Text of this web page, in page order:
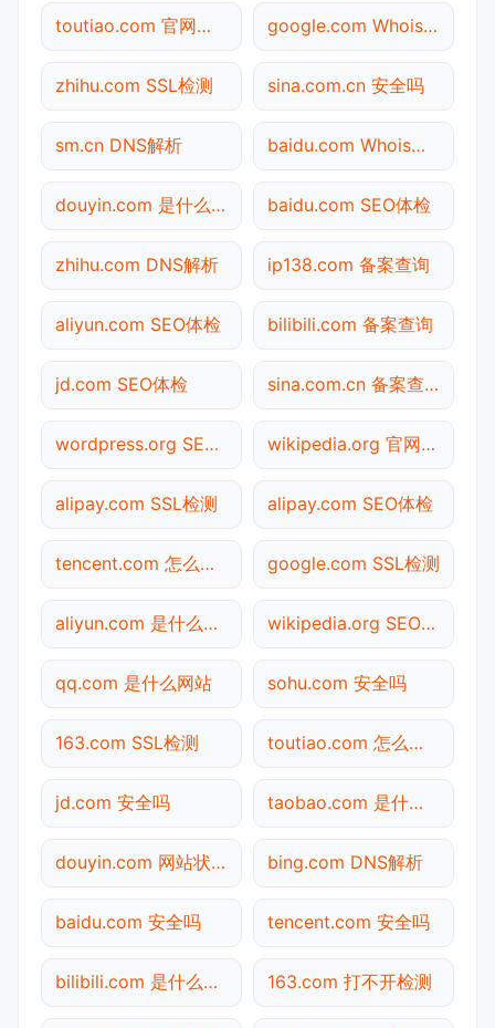
toutiao.com 官网入口 google.com Whois查询
zhihu.com SSL检测 sina.com.cn 安全吗
sm.cn DNS解析 baidu.com Whois查询
douyin.com 是什么网站 baidu.com SEO体检
zhihu.com DNS解析 ip138.com 备案查询
aliyun.com SEO体检 bilibili.com 备案查询
jd.com SEO体检 sina.com.cn 备案查询
wordpress.org SEO体检 wikipedia.org 官网入口
alipay.com SSL检测 alipay.com SEO体检
tencent.com 怎么进入 google.com SSL检测
aliyun.com 是什么网站 wikipedia.org SEO体检
qq.com 是什么网站 sohu.com 安全吗
163.com SSL检测 toutiao.com 怎么进入
jd.com 安全吗 taobao.com 是什么网站
douyin.com 网站状态 bing.com DNS解析
baidu.com 安全吗 tencent.com 安全吗
bilibili.com 是什么网站 163.com 打不开检测